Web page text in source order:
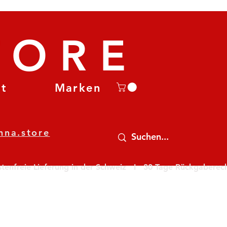
Marken
Lieferung in der Schweiz   I   30 Tage